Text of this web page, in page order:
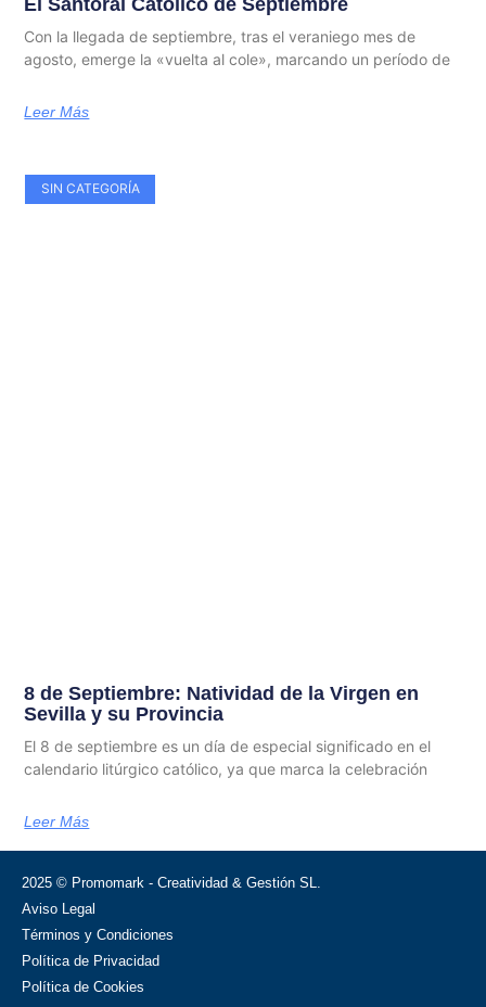
El Santoral Católico de Septiembre
Con la llegada de septiembre, tras el veraniego mes de
agosto, emerge la «vuelta al cole», marcando un período de
Leer Más
SIN CATEGORÍA
8 de Septiembre: Natividad de la Virgen en
Sevilla y su Provincia
El 8 de septiembre es un día de especial significado en el
calendario litúrgico católico, ya que marca la celebración
Leer Más
2025 © Promomark - Creatividad & Gestión SL.
Aviso Legal
Términos y Condiciones
Política de Privacidad
Política de Cookies